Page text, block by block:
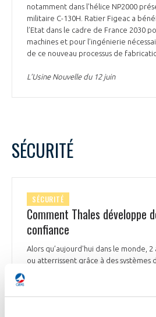
notamment dans l’hélice NP2000
militaire C-130H. Ratier Figeac a
l’Etat dans le cadre de France 2030
machines et pour l’ingénierie
de ce nouveau processus de
L’Usine Nouvelle du 12 juin
SÉCURITÉ
SÉCURITÉ
Comment Thales développe
confiance
Alors qu’aujourd'hui dans le monde,
ou atterrissent grâce à des systèmes
l'intelligence artificielle ne doit pas
sécurité. L’explicabilité est
poussons l'activité jusqu'à concevoir